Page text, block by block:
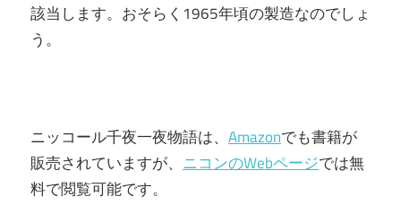
該当します。おそらく1965年頃の製造なのでしょ
う。
ニッコール千夜一夜物語は、 Amazonでも書籍が
販売されていますが、 ニコンのWebページでは無
料で閲覧可能です。